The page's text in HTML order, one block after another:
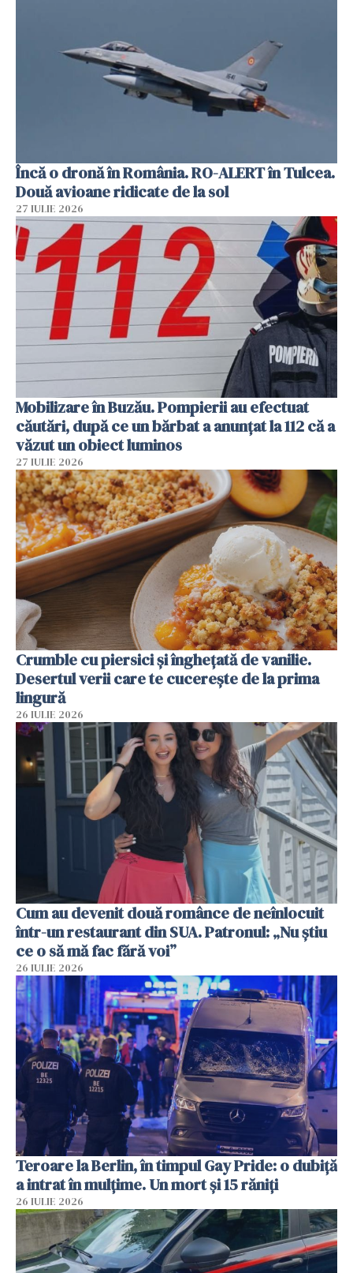
Încă o dronă în România. RO-ALERT în Tulcea.
Două avioane ridicate de la sol
27 IULIE 2026
Mobilizare în Buzău. Pompierii au efectuat
căutări, după ce un bărbat a anunțat la 112 că a
văzut un obiect luminos
27 IULIE 2026
Crumble cu piersici și înghețată de vanilie.
Desertul verii care te cucerește de la prima
lingură
26 IULIE 2026
Cum au devenit două românce de neînlocuit
într-un restaurant din SUA. Patronul: „Nu știu
ce o să mă fac fără voi”
26 IULIE 2026
Teroare la Berlin, în timpul Gay Pride: o dubiță
a intrat în mulțime. Un mort și 15 răniți
26 IULIE 2026